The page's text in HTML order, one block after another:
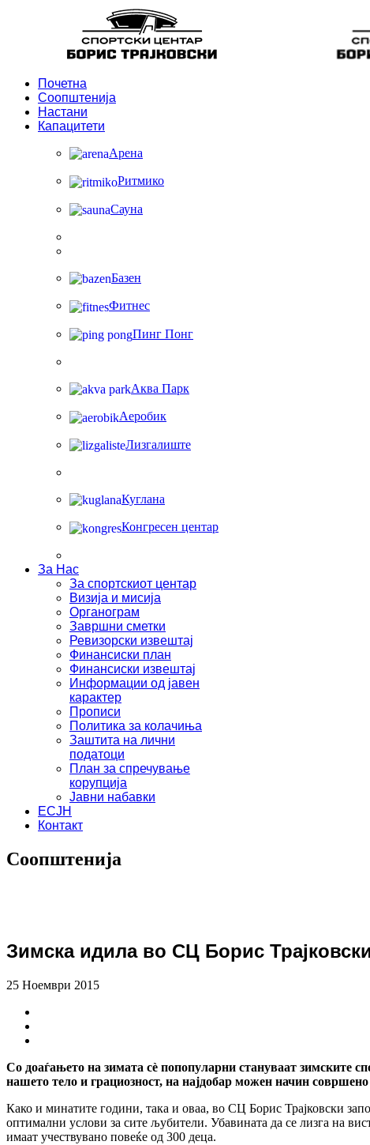
Почетна
Соопштенија
Настани
Капацитети
Арена
Ритмико
Сауна
Базен
Фитнес
Пинг Понг
Аква Парк
Аеробик
Лизгалиште
Куглана
Конгресен центар
За Нас
За спортскиот центар
Визија и мисија
Органограм
Завршни сметки
Ревизорски извештај
Финансиски план
Финансиски извештај
Информации од јавен
карактер
Прописи
Политика за колачиња
Заштита на лични
податоци
План за спречување
корупција
Јавни набавки
ЕСЈН
Контакт
Соопштенија
Зимска идила во СЦ Борис
25 Ноември 2015
Со доаѓањето на зимата сè попопуларни стануваат зимските
нашето тело и грациозност, на најдобар можен начин
Како и минатите години, така и оваа, во СЦ Борис Трајковски
оптимални услови за сите љубители. Убавината да се лизга на
имаат учествувано повеќе од 300 деца.